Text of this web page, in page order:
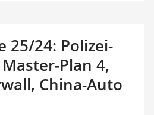
25/24: Polizei-
Plan 4,
China-Auto